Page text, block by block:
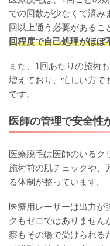
での回数が少なくて済み
回以上通う必要があるこ
回程度で自己処理がほぼ
また、1回あたりの施術
増えており、忙しい方で
です。
医師の管理で安全性
医療脱毛は医師のいるク
施術前の肌チェックや、
る体制が整っています。
医療用レーザーは出力が
クもゼロではありません
察もその場で受けられる